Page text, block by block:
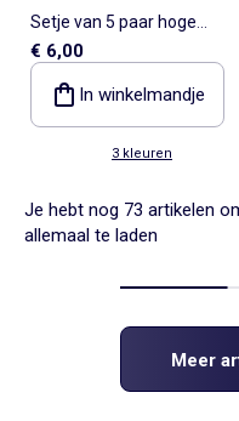
Setje van 5 paar hoge
sokken van tricot
€ 6,00
In winkelmandje
3 kleuren
Je hebt nog 73 artikelen
allemaal te laden
Meer